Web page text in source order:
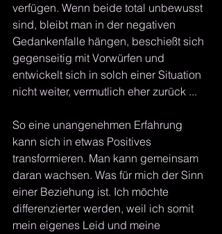
verfügen. Wenn beide total unbewusst
sind, bleibt man in der negativen
Gedankenfalle hängen, beschießt sich
gegenseitig mit Vorwürfen und
entwickelt sich in solch einer Situation
nicht weiter, vermutlich eher zurück ...
So eine unangenehmen Erfahrung
kann sich in etwas Positives
transformieren. Man kann gemeinsam
daran wachsen. Was für mich der Sinn
einer Beziehung ist. Ich möchte
differenzierter werden, weil ich somit
mein eigenes Leid und meine